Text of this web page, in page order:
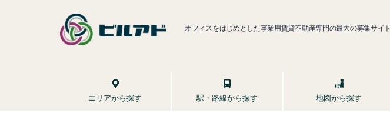
オフィスをはじめとした事業用賃貸不動産専門の最大の募集サイト
エリアから探す 駅・路線から探す 地図から探す